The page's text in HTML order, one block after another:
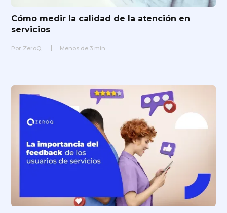
Cómo medir la calidad de la atención en
servicios
Por ZeroQ Menos de 3 min.